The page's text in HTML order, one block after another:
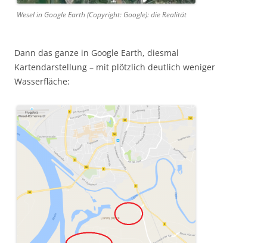
Wesel in Google Earth (Copyright: Google): die Realität
Dann das ganze in Google Earth, diesmal
Kartendarstellung – mit plötzlich deutlich weniger
Wasserfläche: